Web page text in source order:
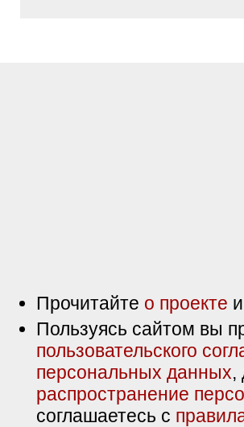
Прочитайте о проекте
Пользуясь сайтом вы
пользовательского
персональных данных,
распространение
соглашаетесь с